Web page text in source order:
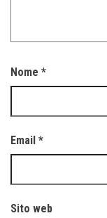
Nome *
Email *
Sito web